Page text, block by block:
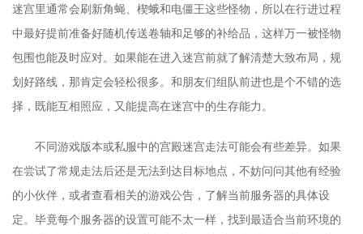
迷宫里通常会刷新角蝇、楔蛾和电僵王这些怪物，所以在行进过程
中最好提前准备好随机传送卷轴和足够的补给品，这样万一被怪物
包围也能及时应对。如果能在进入迷宫前就了解清楚大致布局，规
划好路线，那肯定会轻松很多。和朋友们组队前进也是个不错的选
择，既能互相照应，又能提高在迷宫中的生存能力。
不同游戏版本或私服中的宫殿迷宫走法可能会有些差异。如果
在尝试了常规走法后还是无法到达目标地点，不妨问问其他有经验
的小伙伴，或者查看相关的游戏公告，了解当前服务器的具体设
定。毕竟每个服务器的设置可能不太一样，找到最适合当前环境的